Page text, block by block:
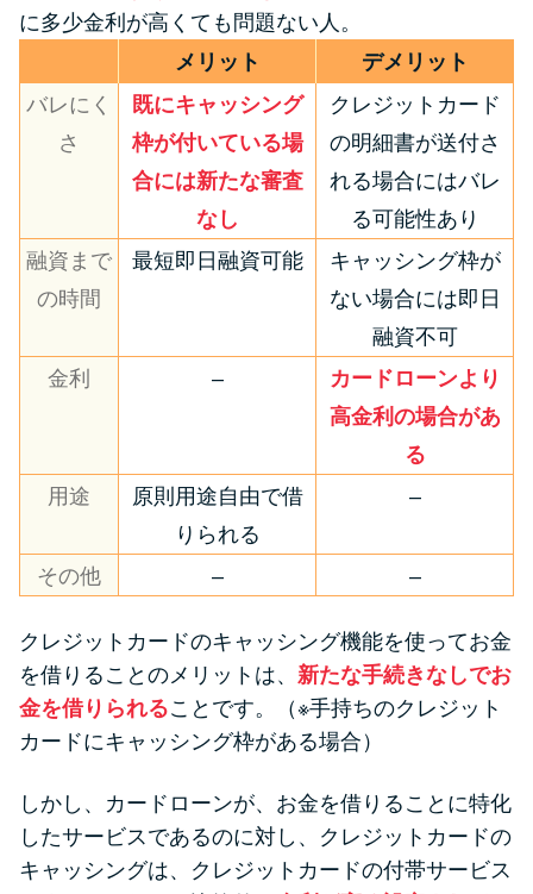
に多少金利が高くても問題ない人。
メリット
デメリット
バレにく
さ
既にキャッシング
枠が付いている場
合には新たな審査
なし
クレジットカード
の明細書が送付さ
れる場合にはバレ
る可能性あり
融資まで
の時間
最短即日融資可能
キャッシング枠が
ない場合には即日
融資不可
金利
–
カードローンより
高金利の場合があ
る
用途
原則用途自由で借
りられる
–
その他 – –
クレジットカードのキャッシング機能を使ってお金
を借りることのメリットは、 新たな手続きなしでお
金を借りられることです。（※手持ちのクレジット
カードにキャッシング枠がある場合）
しかし、カードローンが、お金を借りることに特化
したサービスであるのに対し、クレジットカードの
キャッシングは、クレジットカードの付帯サービス